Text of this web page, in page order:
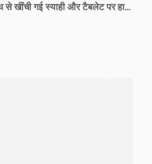
बॉक्सिंग एथलीट रेट्रो स्टाइल में कागज पर हाथ से खींची गई स्याही और टैबलेट पर हाथ से रंगीन